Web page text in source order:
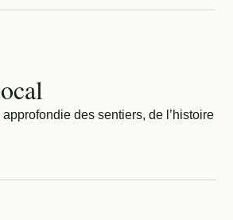
des sentiers, de l’histoire